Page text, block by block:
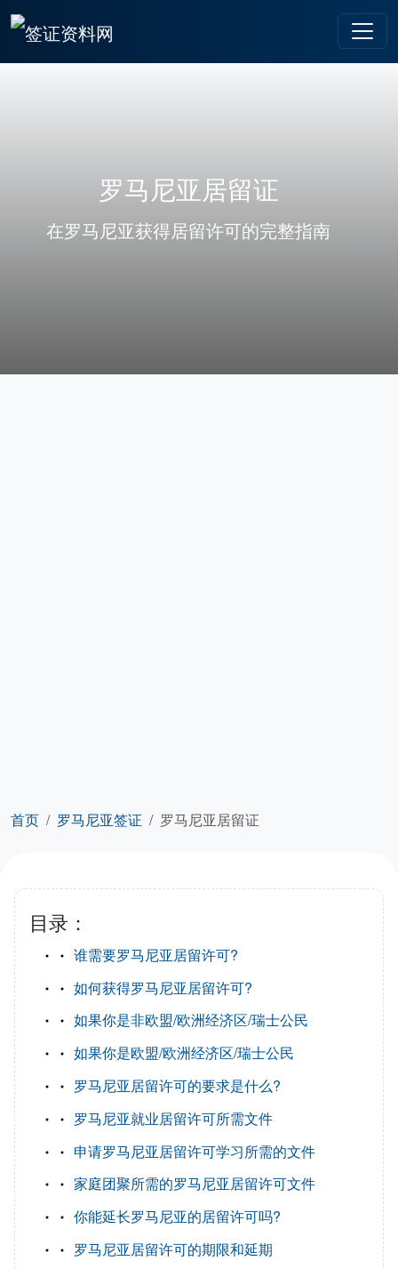
罗马尼亚居留证
在罗马尼亚获得居留许可的完整指南
首页 罗马尼亚签证 罗马尼亚居留证
目录：
谁需要罗马尼亚居留许可?
如何获得罗马尼亚居留许可?
如果你是非欧盟/欧洲经济区/瑞士公民
如果你是欧盟/欧洲经济区/瑞士公民
罗马尼亚居留许可的要求是什么?
罗马尼亚就业居留许可所需文件
申请罗马尼亚居留许可学习所需的文件
家庭团聚所需的罗马尼亚居留许可文件
你能延长罗马尼亚的居留许可吗?
罗马尼亚居留许可的期限和延期